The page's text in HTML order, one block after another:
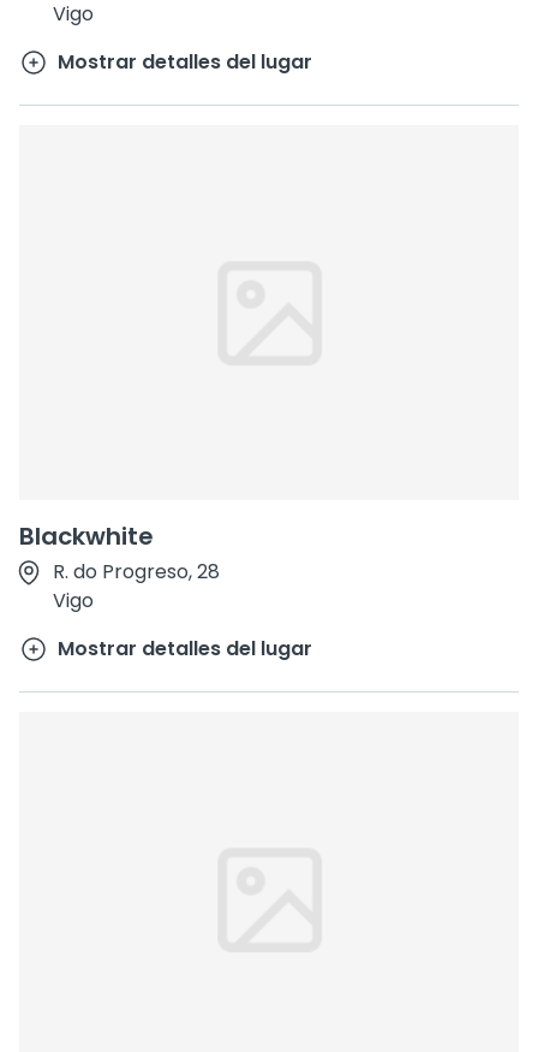
Vigo
Mostrar detalles del lugar
Blackwhite
R. do Progreso, 28
Vigo
Mostrar detalles del lugar